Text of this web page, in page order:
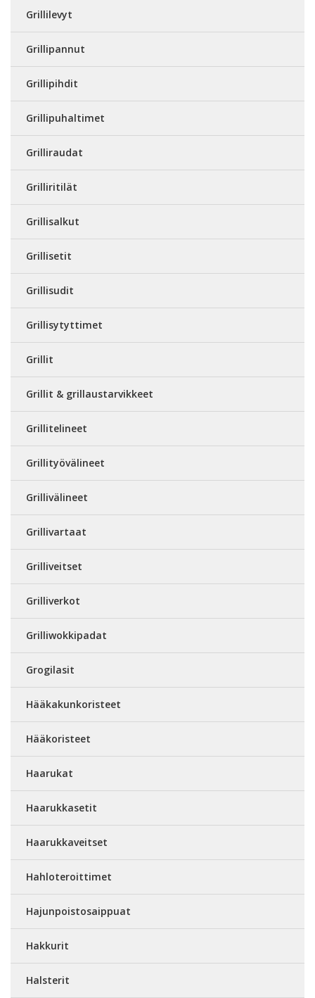
Grillilevyt
Grillipannut
Grillipihdit
Grillipuhaltimet
Grilliraudat
Grilliritilät
Grillisalkut
Grillisetit
Grillisudit
Grillisytyttimet
Grillit
Grillit & grillaustarvikkeet
Grillitelineet
Grillityövälineet
Grillivälineet
Grillivartaat
Grilliveitset
Grilliverkot
Grilliwokkipadat
Grogilasit
Hääkakunkoristeet
Hääkoristeet
Haarukat
Haarukkasetit
Haarukkaveitset
Hahloteroittimet
Hajunpoistosaippuat
Hakkurit
Halsterit